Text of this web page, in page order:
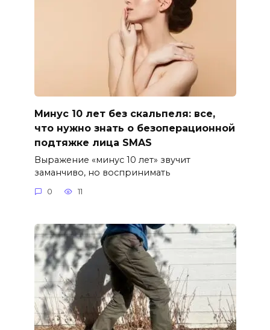
Минус 10 лет без скальпеля: все,
что нужно знать о безоперационной
подтяжке лица SMAS
Выражение «минус 10 лет» звучит
заманчиво, но воспринимать
0 11